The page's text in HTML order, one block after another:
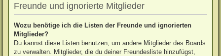
Freunde und ignorierte Mitglieder
Wozu benötige ich die Listen der Freunde und ignorierten
Mitglieder?
Du kannst diese Listen benutzen, um andere Mitglieder des Boards
zu verwalten. Mitglieder, die du deiner Freundesliste hinzufügst,